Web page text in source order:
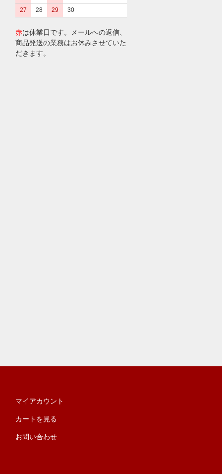
27
28 29 30
赤は休業日です。メールへの返信、
商品発送の業務はお休みさせていた
だきます。
マイアカウント
カートを見る
お問い合わせ